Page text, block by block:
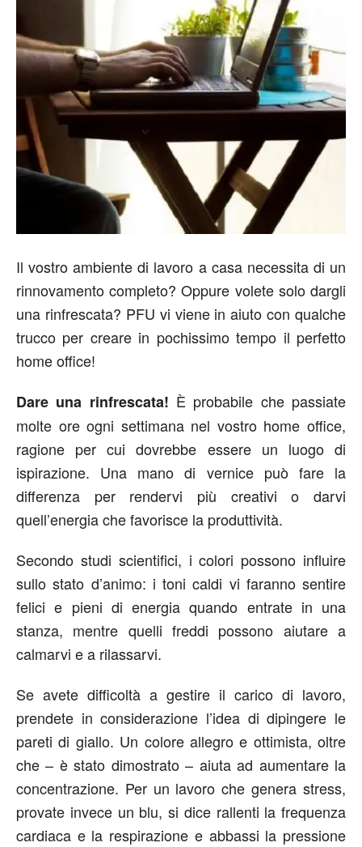
Il vostro ambiente di lavoro a casa necessita di un
rinnovamento completo? Oppure volete solo dargli
una rinfrescata? PFU vi viene in aiuto con qualche
trucco per creare in pochissimo tempo il perfetto
home office!
Dare una rinfrescata! È probabile che passiate
molte ore ogni settimana nel vostro home office,
ragione per cui dovrebbe essere un luogo di
ispirazione. Una mano di vernice può fare la
differenza per rendervi più creativi o darvi
quell’energia che favorisce la produttività.
Secondo studi scientifici, i colori possono influire
sullo stato d’animo: i toni caldi vi faranno sentire
felici e pieni di energia quando entrate in una
stanza, mentre quelli freddi possono aiutare a
calmarvi e a rilassarvi.
Se avete difficoltà a gestire il carico di lavoro,
prendete in considerazione l’idea di dipingere le
pareti di giallo. Un colore allegro e ottimista, oltre
che – è stato dimostrato – aiuta ad aumentare la
concentrazione. Per un lavoro che genera stress,
provate invece un blu, si dice rallenti la frequenza
cardiaca e la respirazione e abbassi la pressione